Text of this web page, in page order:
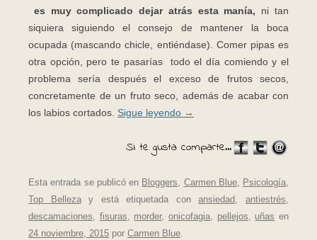
es muy complicado dejar atrás esta manía, ni tan
siquiera siguiendo el consejo de mantener la boca
ocupada (mascando chicle, entiéndase). Comer pipas es
otra opción, pero te pasarías todo el día comiendo y el
problema sería después el exceso de frutos secos,
concretamente de un fruto seco, además de acabar con
los labios cortados. Sigue leyendo →
Si te gusta comparte...
Esta entrada se publicó en Bloggers, Carmen Blue, Psicología,
Top Bellezay está etiquetada conansiedad,antiestrés,
descamaciones, fisuras, morder,onicofagia, pellejos, uñas en
24 noviembre, 2015 por Carmen Blue.